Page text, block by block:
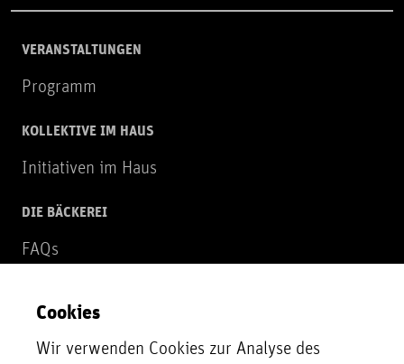
VERANSTALTUNGEN
Programm
KOLLEKTIVE IM HAUS
Initiativen im Haus
DIE BÄCKEREI
FAQs
NEWSLETTER
Zur Newsletter Anmeldung
Cookies
Wir verwenden Cookies zur Analyse des